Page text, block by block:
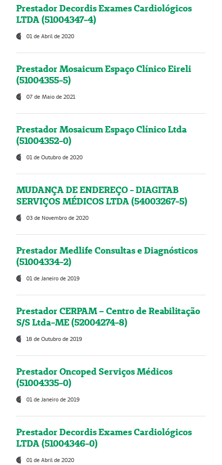
Prestador Decordis Exames Cardiológicos
LTDA (51004347-4)
01 de Abril de 2020
Prestador Mosaicum Espaço Clínico Eireli
(51004355-5)
07 de Maio de 2021
Prestador Mosaicum Espaço Clínico Ltda
(51004352-0)
01 de Outubro de 2020
MUDANÇA DE ENDEREÇO - DIAGITAB
SERVIÇOS MÉDICOS LTDA (54003267-5)
03 de Novembro de 2020
Prestador Medlife Consultas e Diagnósticos
(51004334-2)
01 de Janeiro de 2019
Prestador CERPAM – Centro de Reabilitação
S/S Ltda-ME (52004274-8)
18 de Outubro de 2019
Prestador Oncoped Serviços Médicos
(51004335-0)
01 de Janeiro de 2019
Prestador Decordis Exames Cardiológicos
LTDA (51004346-0)
01 de Abril de 2020